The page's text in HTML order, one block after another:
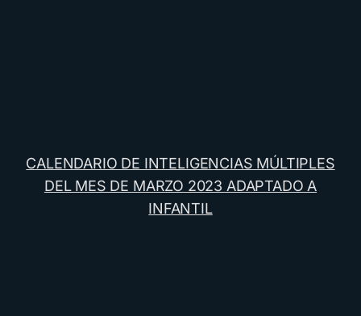
CALENDARIO DE INTELIGENCIAS MÚLTIPLES
DEL MES DE MARZO 2023 ADAPTADO A
INFANTIL